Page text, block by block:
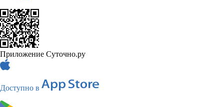
Приложение Суточно.ру
Доступно в